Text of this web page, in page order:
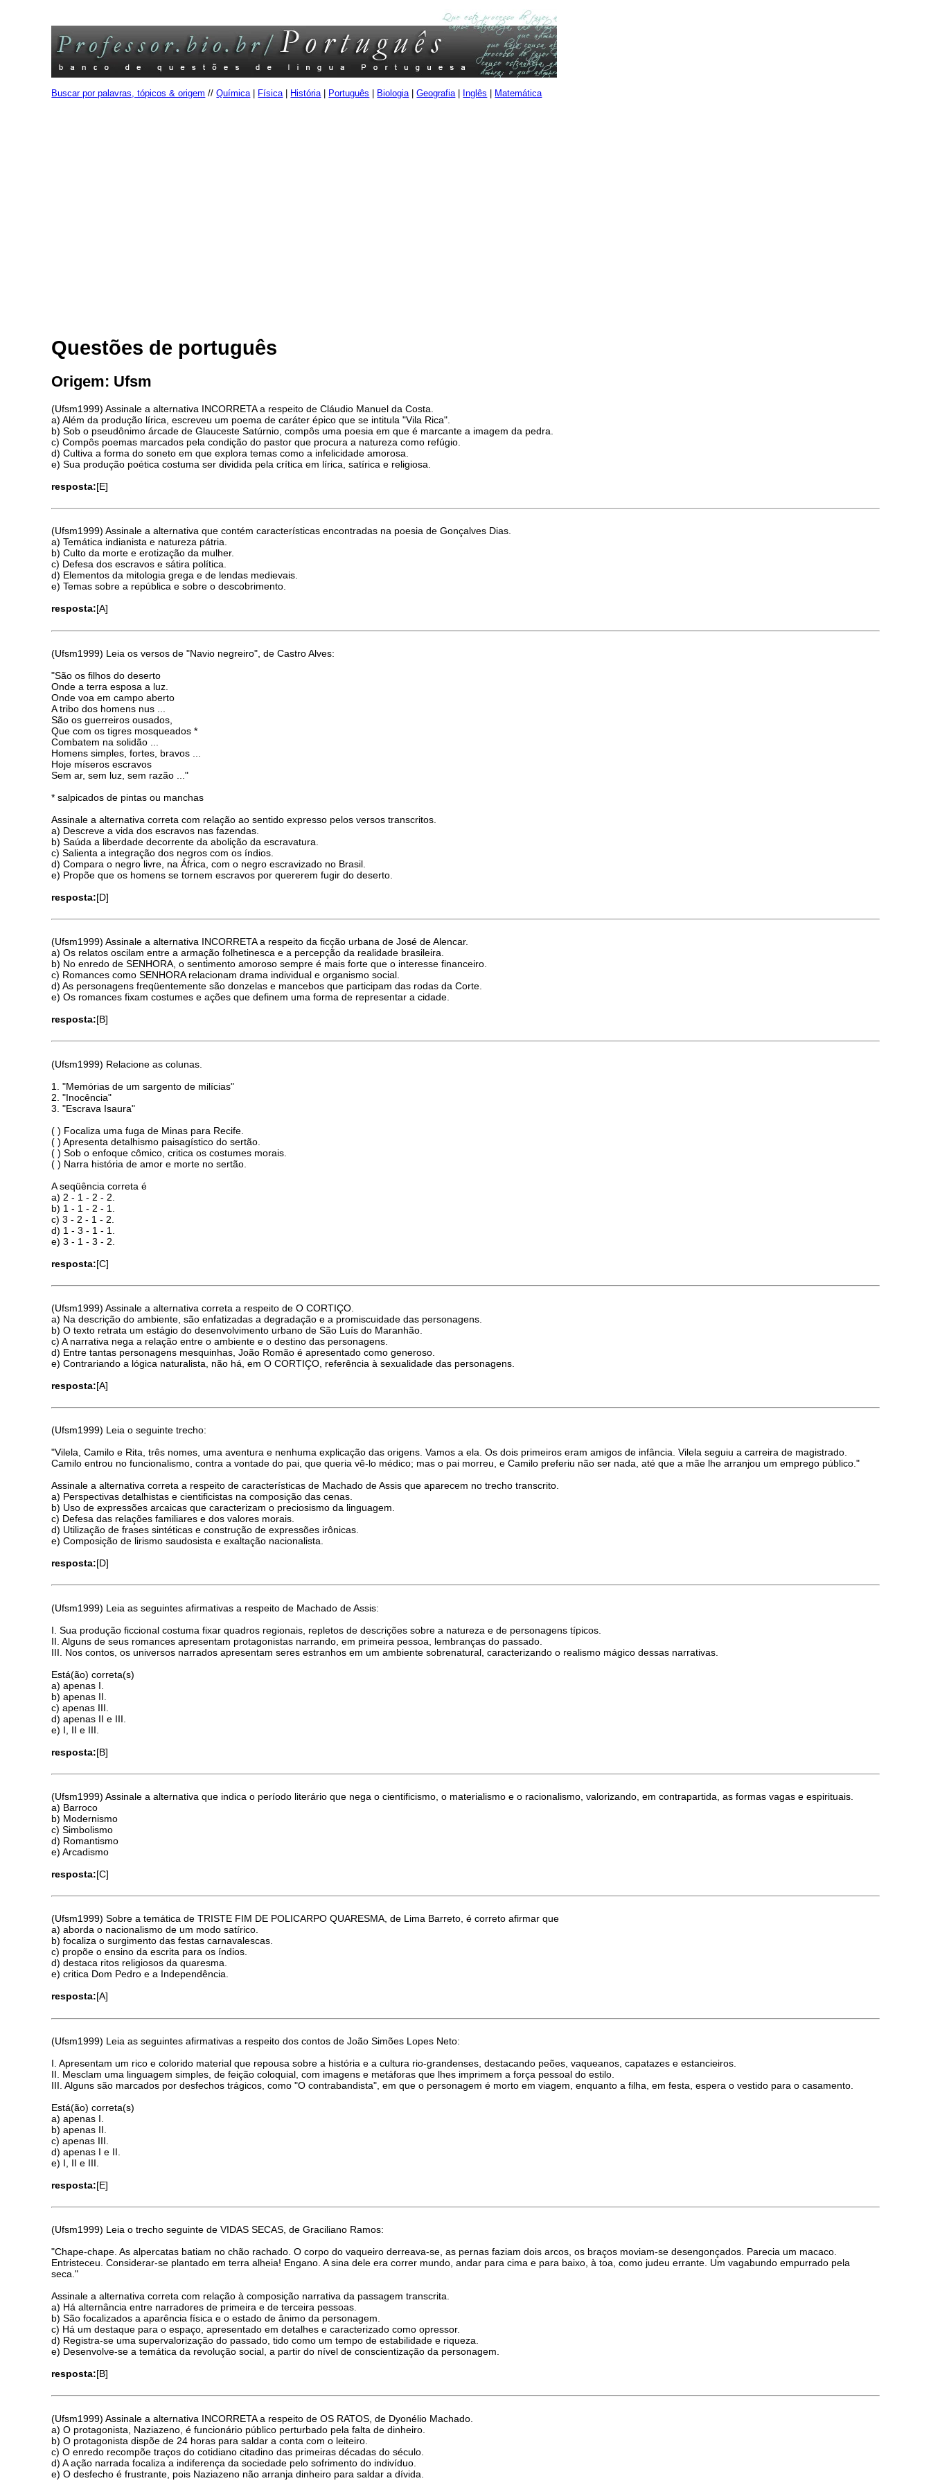
Buscar por palavras, tópicos & origem //Química| Física| História| Português Biologia|Geografia| Inglês Matemática
Questões de português
Origem: Ufsm
(Ufsm1999) Assinale a alternativa INCORRETA a respeito de Cláudio Manuel da Costa.
a) Além da produção lírica, escreveu um poema de caráter épico que se intitula "Vila Rica".
b) Sob o pseudônimo árcade de Glauceste Satúrnio, compôs uma poesia em que é marcante a imagem da pedra.
c) Compôs poemas marcados pela condição do pastor que procura a natureza como refúgio.
d) Cultiva a forma do soneto em que explora temas como a infelicidade amorosa.
e) Sua produção poética costuma ser dividida pela crítica em lírica, satírica e religiosa.
resposta:[E]
(Ufsm1999) Assinale a alternativa que contém características encontradas na poesia de Gonçalves Dias.
a) Temática indianista e natureza pátria.
b) Culto da morte e erotização da mulher.
c) Defesa dos escravos e sátira política.
d) Elementos da mitologia grega e de lendas medievais.
e) Temas sobre a república e sobre o descobrimento.
resposta:[A]
(Ufsm1999) Leia os versos de "Navio negreiro", de Castro Alves:
"São os filhos do deserto
Onde a terra esposa a luz.
Onde voa em campo aberto
A tribo dos homens nus ...
São os guerreiros ousados,
Que com os tigres mosqueados *
Combatem na solidão ...
Homens simples, fortes, bravos ...
Hoje míseros escravos
Sem ar, sem luz, sem razão ..."
* salpicados de pintas ou manchas
Assinale a alternativa correta com relação ao sentido expresso pelos versos transcritos.
a) Descreve a vida dos escravos nas fazendas.
b) Saúda a liberdade decorrente da abolição da escravatura.
c) Salienta a integração dos negros com os índios.
d) Compara o negro livre, na África, com o negro escravizado no Brasil.
e) Propõe que os homens se tornem escravos por quererem fugir do deserto.
resposta:[D]
(Ufsm1999) Assinale a alternativa INCORRETA a respeito da ficção urbana de José de Alencar.
a) Os relatos oscilam entre a armação folhetinesca e a percepção da realidade brasileira.
b) No enredo de SENHORA, o sentimento amoroso sempre é mais forte que o interesse financeiro.
c) Romances como SENHORA relacionam drama individual e organismo social.
d) As personagens freqüentemente são donzelas e mancebos que participam das rodas da Corte.
e) Os romances fixam costumes e ações que definem uma forma de representar a cidade.
resposta:[B]
(Ufsm1999) Relacione as colunas.
1. "Memórias de um sargento de milícias"
2. "Inocência"
3. "Escrava Isaura"
( ) Focaliza uma fuga de Minas para Recife.
( ) Apresenta detalhismo paisagístico do sertão.
( ) Sob o enfoque cômico, critica os costumes morais.
( ) Narra história de amor e morte no sertão.
A seqüência correta é
a) 2 - 1 - 2 - 2.
b) 1 - 1 - 2 - 1.
c) 3 - 2 - 1 - 2.
d) 1 - 3 - 1 - 1.
e) 3 - 1 - 3 - 2.
resposta:[C]
(Ufsm1999) Assinale a alternativa correta a respeito de O CORTIÇO.
a) Na descrição do ambiente, são enfatizadas a degradação e a promiscuidade das personagens.
b) O texto retrata um estágio do desenvolvimento urbano de São Luís do Maranhão.
c) A narrativa nega a relação entre o ambiente e o destino das personagens.
d) Entre tantas personagens mesquinhas, João Romão é apresentado como generoso.
e) Contrariando a lógica naturalista, não há, em O CORTIÇO, referência à sexualidade das personagens.
resposta:[A]
(Ufsm1999) Leia o seguinte trecho:
"Vilela, Camilo e Rita, três nomes, uma aventura e nenhuma explicação das origens. Vamos a ela. Os dois primeiros eram amigos de infância. Vilela seguiu a carreira de magistrado.
Camilo entrou no funcionalismo, contra a vontade do pai, que queria vê-lo médico; mas o pai morreu, e Camilo preferiu não ser nada, até que a mãe lhe arranjou um emprego público."
Assinale a alternativa correta a respeito de características de Machado de Assis que aparecem no trecho transcrito.
a) Perspectivas detalhistas e cientificistas na composição das cenas.
b) Uso de expressões arcaicas que caracterizam o preciosismo da linguagem.
c) Defesa das relações familiares e dos valores morais.
d) Utilização de frases sintéticas e construção de expressões irônicas.
e) Composição de lirismo saudosista e exaltação nacionalista.
resposta:[D]
(Ufsm1999) Leia as seguintes afirmativas a respeito de Machado de Assis:
I. Sua produção ficcional costuma fixar quadros regionais, repletos de descrições sobre a natureza e de personagens típicos.
II. Alguns de seus romances apresentam protagonistas narrando, em primeira pessoa, lembranças do passado.
III. Nos contos, os universos narrados apresentam seres estranhos em um ambiente sobrenatural, caracterizando o realismo mágico dessas narrativas.
Está(ão) correta(s)
a) apenas I.
b) apenas II.
c) apenas III.
d) apenas II e III.
e) I, II e III.
resposta:[B]
(Ufsm1999) Assinale a alternativa que indica o período literário que nega o cientificismo, o materialismo e o racionalismo, valorizando, em contrapartida, as formas vagas e espirituais.
a) Barroco
b) Modernismo
c) Simbolismo
d) Romantismo
e) Arcadismo
resposta:[C]
(Ufsm1999) Sobre a temática de TRISTE FIM DE POLICARPO QUARESMA, de Lima Barreto, é correto afirmar que
a) aborda o nacionalismo de um modo satírico.
b) focaliza o surgimento das festas carnavalescas.
c) propõe o ensino da escrita para os índios.
d) destaca ritos religiosos da quaresma.
e) critica Dom Pedro e a Independência.
resposta:[A]
(Ufsm1999) Leia as seguintes afirmativas a respeito dos contos de João Simões Lopes Neto:
I. Apresentam um rico e colorido material que repousa sobre a história e a cultura rio-grandenses, destacando peões, vaqueanos, capatazes e estancieiros.
II. Mesclam uma linguagem simples, de feição coloquial, com imagens e metáforas que lhes imprimem a força pessoal do estilo.
III. Alguns são marcados por desfechos trágicos, como "O contrabandista", em que o personagem é morto em viagem, enquanto a filha, em festa, espera o vestido para o casamento.
Está(ão) correta(s)
a) apenas I.
b) apenas II.
c) apenas III.
d) apenas I e II.
e) I, II e III.
resposta:[E]
(Ufsm1999) Leia o trecho seguinte de VIDAS SECAS, de Graciliano Ramos:
"Chape-chape. As alpercatas batiam no chão rachado. O corpo do vaqueiro derreava-se, as pernas faziam dois arcos, os braços moviam-se desengonçados. Parecia um macaco.
Entristeceu. Considerar-se plantado em terra alheia! Engano. A sina dele era correr mundo, andar para cima e para baixo, à toa, como judeu errante. Um vagabundo empurrado pela
seca."
Assinale a alternativa correta com relação à composição narrativa da passagem transcrita.
a) Há alternância entre narradores de primeira e de terceira pessoas.
b) São focalizados a aparência física e o estado de ânimo da personagem.
c) Há um destaque para o espaço, apresentado em detalhes e caracterizado como opressor.
d) Registra-se uma supervalorização do passado, tido como um tempo de estabilidade e riqueza.
e) Desenvolve-se a temática da revolução social, a partir do nível de conscientização da personagem.
resposta:[B]
(Ufsm1999) Assinale a alternativa INCORRETA a respeito de OS RATOS, de Dyonélio Machado.
a) O protagonista, Naziazeno, é funcionário público perturbado pela falta de dinheiro.
b) O protagonista dispõe de 24 horas para saldar a conta com o leiteiro.
c) O enredo recompõe traços do cotidiano citadino das primeiras décadas do século.
d) A ação narrada focaliza a indiferença da sociedade pelo sofrimento do indivíduo.
e) O desfecho é frustrante, pois Naziazeno não arranja dinheiro para saldar a dívida.